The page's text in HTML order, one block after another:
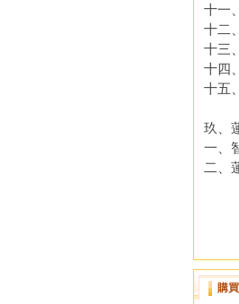
十一
十二
十三
十四
十五
玖、
一、
二、
購